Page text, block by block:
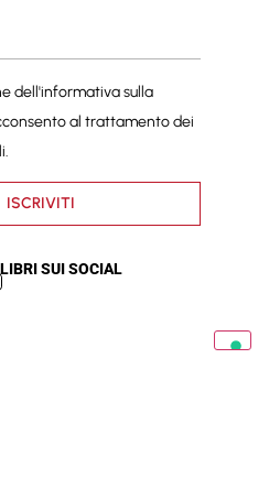
dell'informativa sulla
al trattamento dei
ISCRIVITI
SUI SOCIAL